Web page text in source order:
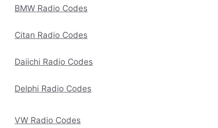
BMW Radio Codes
Citan Radio Codes
Daiichi Radio Codes
Delphi Radio Codes
VW Radio Codes